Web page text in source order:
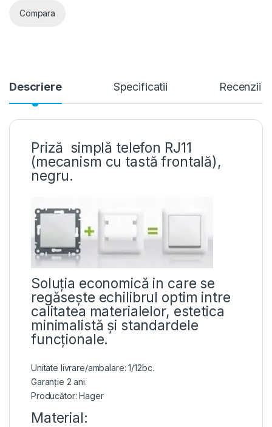
Compara
Descriere Specificatii Recenzii
Priză simplă telefon RJ11
(mecanism cu tastă frontală),
negru.
Soluția economică in care se
regăsește echilibrul optim intre
calitatea materialelor, estetica
minimalistă și standardele
funcționale.
Unitate livrare/ambalare: 1/12bc.
Garanție 2 ani.
Producător: Hager
Material: